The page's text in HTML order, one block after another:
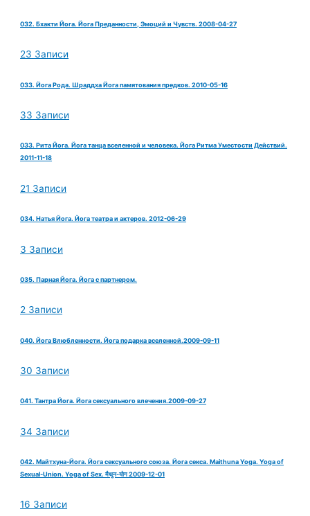
032. Бхакти Йога. Йога Преданности, Эмоций и Чувств. 2008-04-27
23 Записи
033. Йога Рода. Шраддха Йога памятования предков. 2010-05-16
33 Записи
033. Рита Йога. Йога танца вселенной и человека. Йога Ритма Уместости Действий.
2011-11-18
21 Записи
034. Натья Йога. Йога театра и актеров. 2012-06-29
3 Записи
035. Парная Йога. Йога с партнером.
2 Записи
040. Йога Влюбленности. Йога подарка вселенной.2009-09-11
30 Записи
041. Тантра Йога. Йога сексуального влечения.2009-09-27
34 Записи
042. Майтхуна-Йога. Йога сексуального союза. Йога секса. Maithuna Yoga. Yoga of
Sexual-Union. Yoga of Sex. मैथुन-योग 2009-12-01
16 Записи